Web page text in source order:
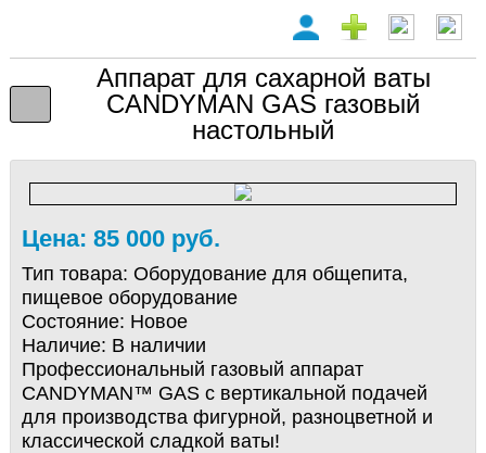
Аппарат для сахарной ваты
CANDYMAN GAS газовый
настольный
Цена: 85 000 руб.
Тип товара: Оборудование для общепита,
пищевое оборудование
Состояние: Новое
Наличие: В наличии
Профессиональный газовый аппарат
CANDYMAN™ GAS с вертикальной подачей
для производства фигурной, разноцветной и
классической сладкой ваты!